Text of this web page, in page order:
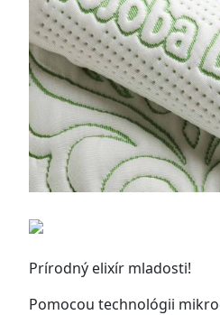
Prírodný elixír mladosti!
Pomocou technológii